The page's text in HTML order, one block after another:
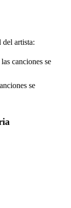
artista:
canciones se
se